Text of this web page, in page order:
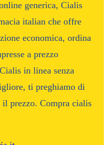
generica, Cialis
italian che offre
economica, ordina
a prezzo
in linea senza
ti preghiamo di
il prezzo. Compra cialis